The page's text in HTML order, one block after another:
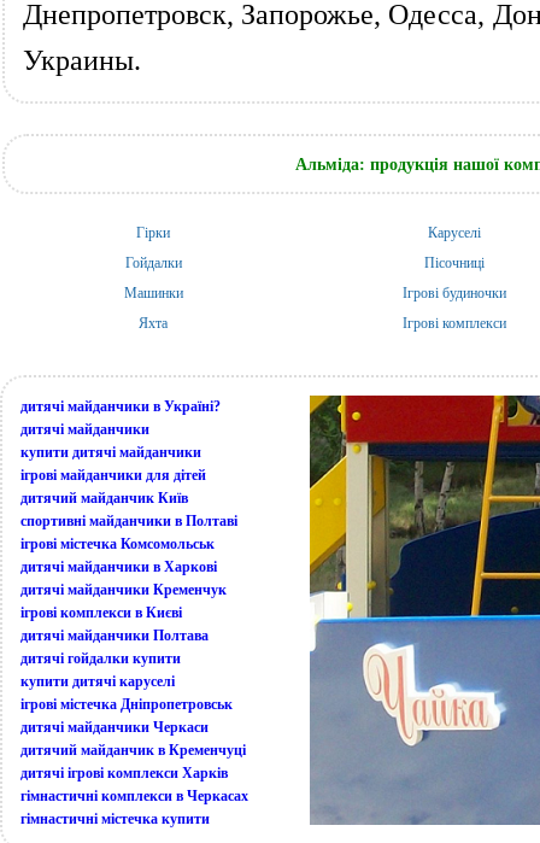
Днепропетровск, Запорожье, Одесса,
Украины.
Альміда: продукція нашої
Гірки
Гойдалки
Машинки
Яхта
Каруселі
Пісочниці
Ігрові будиночки
Ігрові комплекси
дитячі майданчики в Україні?
дитячі майданчики
купити дитячі майданчики
ігрові майданчики для дітей
дитячий майданчик Київ
спортивні майданчики в Полтаві
ігрові містечка Комсомольськ
дитячі майданчики в Харкові
дитячі майданчики Кременчук
ігрові комплекси в Києві
дитячі майданчики Полтава
дитячі гойдалки купити
купити дитячі каруселі
ігрові містечка Дніпропетровськ
дитячі майданчики Черкаси
дитячий майданчик в Кременчуці
дитячі ігрові комплекси Харків
гімнастичні комплекси в Черкасах
гімнастичні містечка купити